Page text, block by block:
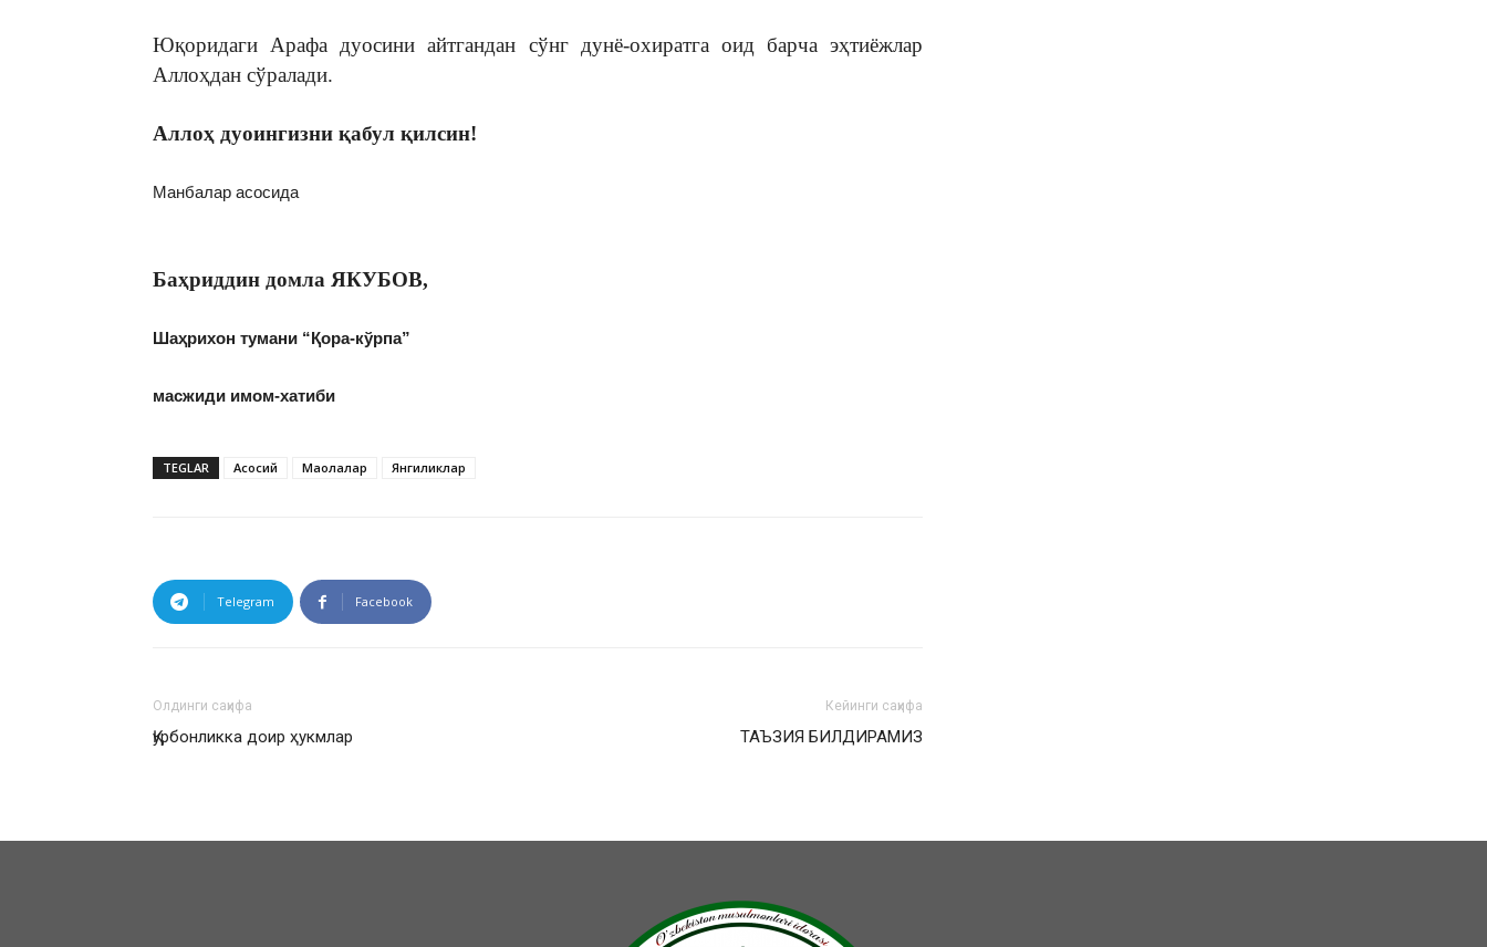
Юқоридаги Арафа дуосини айтгандан сўнг дунё-охиратга оид барча эҳтиёжлар
Аллоҳдан сўралади.
Аллоҳ дуоингизни қабул қилсин!
Манбалар асосида
Баҳриддин домла ЯКУБОВ,
Шаҳрихон тумани “Қора-кўрпа”
масжиди имом-хатиби
TEGLAR Асосий Мақолалар Янгиликлар
Telegram Facebook
Олдинги саҳифа
Қурбонликка доир ҳукмлар
Кейинги саҳифа
ТАЪЗИЯ БИЛДИРАМИЗ